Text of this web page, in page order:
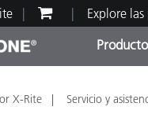
Explore
X-Rite Servicio y